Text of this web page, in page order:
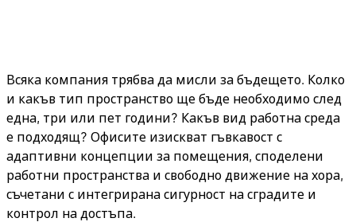
Всяка компания трябва да мисли за бъдещето. Колко
и какъв тип пространство ще бъде необходимо след
една, три или пет години? Какъв вид работна среда
е подходящ? Офисите изискват гъвкавост с
адаптивни концепции за помещения, споделени
работни пространства и свободно движение на хора,
съчетани с интегрирана сигурност на сградите и
контрол на достъпа.